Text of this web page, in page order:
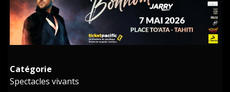
Catégorie
Spectacles vivants